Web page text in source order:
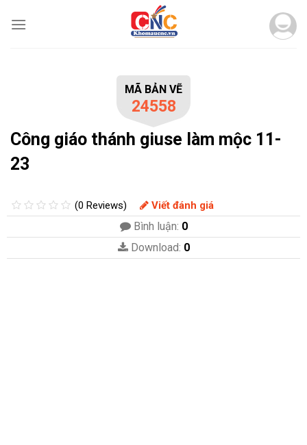
MÃ BẢN VẼ
24558
Công giáo thánh giuse làm mộc 11-
23
(0 Reviews) Viết đánh giá
Bình luận: 0
Download: 0